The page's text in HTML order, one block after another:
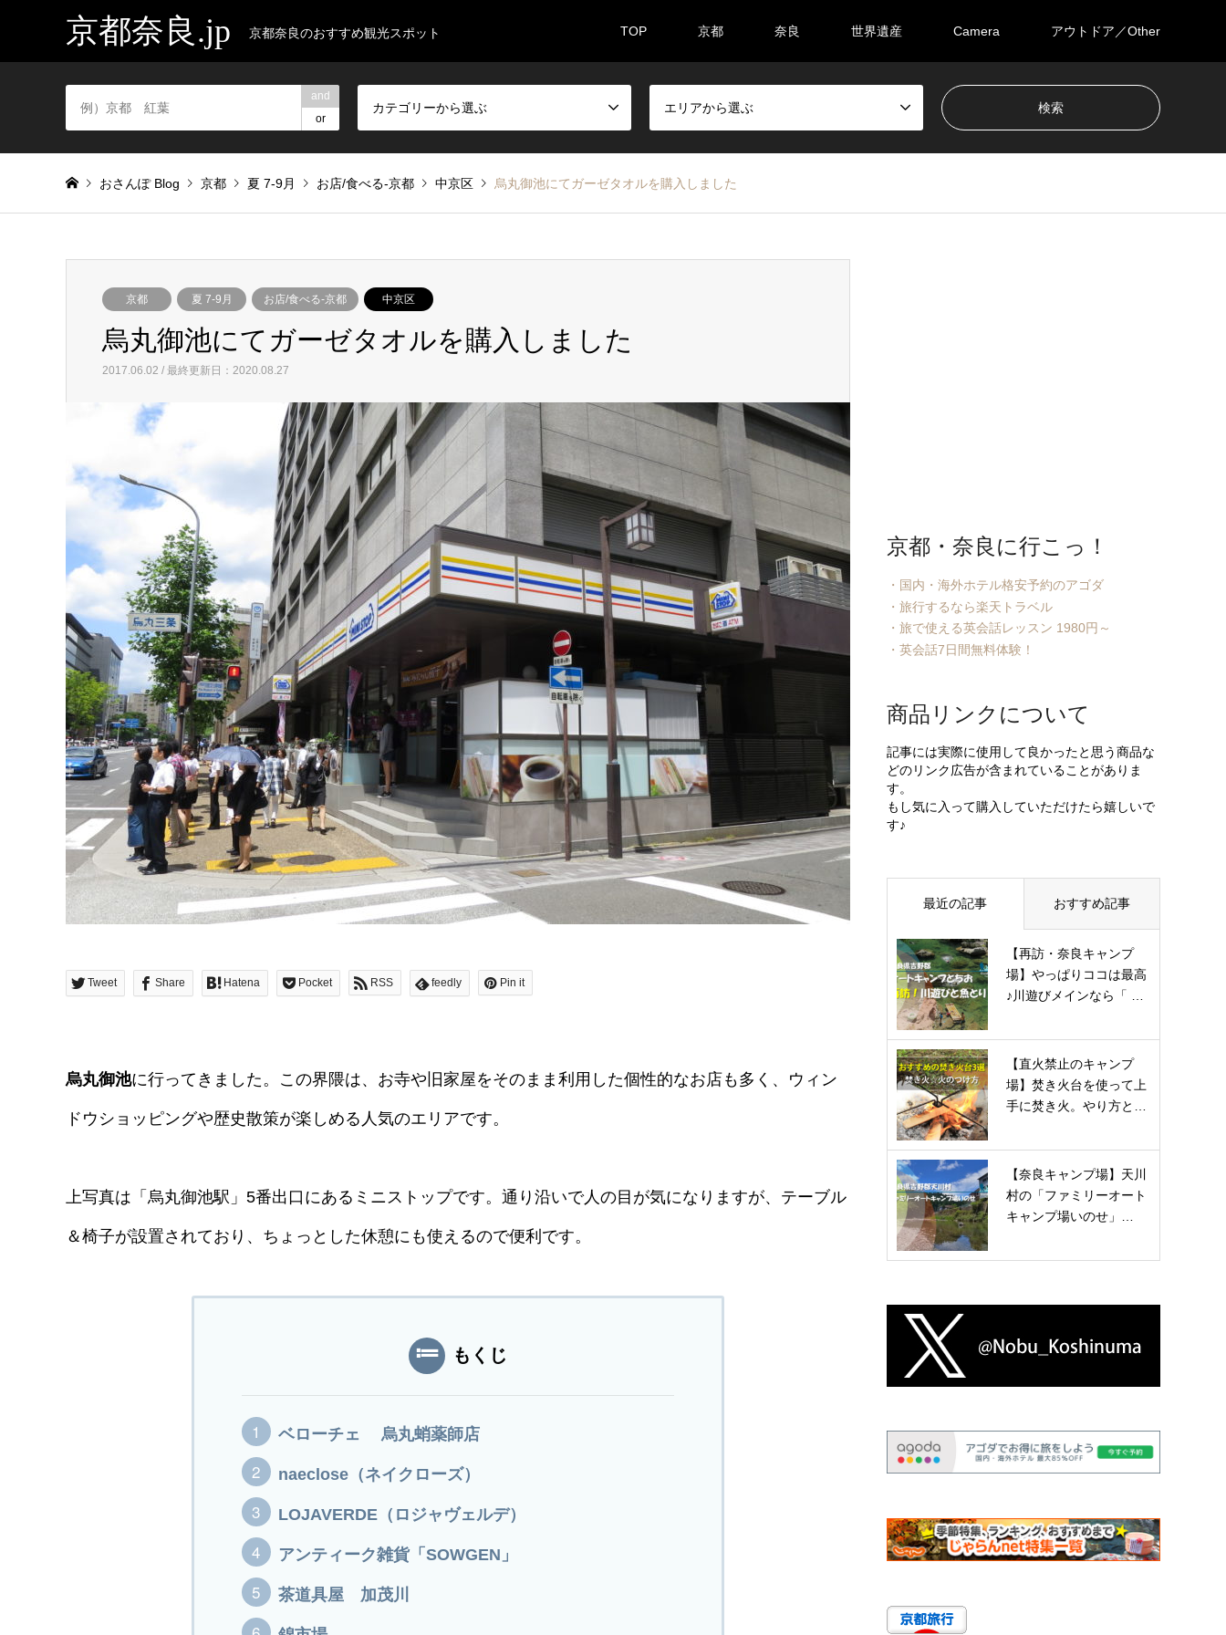
京都奈良.jp 京都奈良のおすすめ観光スポット TOP 京都 奈良 世界遺産 Camera アウトドア／Other
and
or
カテゴリーから選ぶ エリアから選ぶ
おさんぽ Blog 京都 夏 7-9月 お店/食べる-京都 中京区 烏丸御池にてガーゼタオルを購入しました
京都 夏 7-9月 お店/食べる-京都 中京区
烏丸御池にてガーゼタオルを購入しました
2017.06.02 / 最終更新日：2020.08.27
Tweet Share Hatena Pocket RSS feedly Pin it
烏丸御池に行ってきました。この界隈は、お寺や旧家屋をそのまま利用した個性的なお店も多く、ウィン
ドウショッピングや歴史散策が楽しめる人気のエリアです。
上写真は「烏丸御池駅」5番出口にあるミニストップです。通り沿いで人の目が気になりますが、テーブル
＆椅子が設置されており、ちょっとした休憩にも使えるので便利です。
もくじ
ベローチェ 烏丸蛸薬師店
naeclose（ネイクローズ）
LOJAVERDE（ロジャヴェルデ）
アンティーク雑貨「SOWGEN」
茶道具屋 加茂川
京都・奈良に行こっ！
・国内・海外ホテル格安予約のアゴダ
・旅行するなら楽天トラベル
・旅で使える英会話レッスン 1980円～
・英会話7日間無料体験！
商品リンクについて
記事には実際に使用して良かったと思う商品な
どのリンク広告が含まれていることがありま
す。
もし気に入って購入していただけたら嬉しいで
す♪
最近の記事 おすすめ記事
【再訪・奈良キャンプ
場】やっぱりココは最高
♪川遊びメインなら「 …
【直火禁止のキャンプ
場】焚き火台を使って上
手に焚き火。やり方と…
【奈良キャンプ場】天川
村の「ファミリーオート
キャンプ場いのせ」…